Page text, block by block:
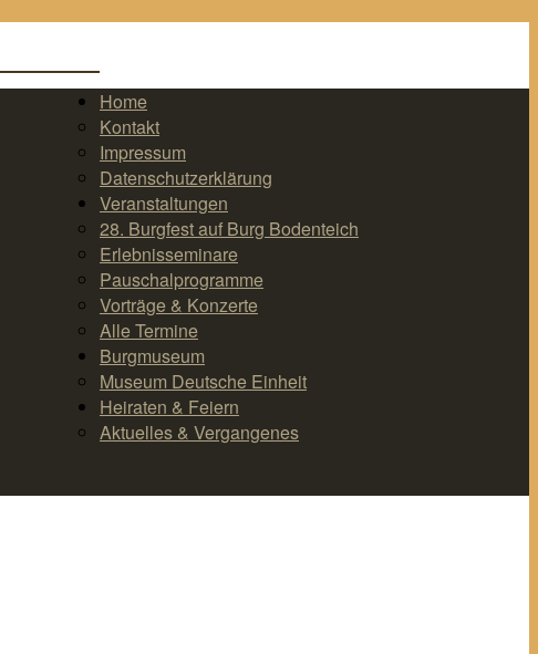
Home
Kontakt
Impressum
Datenschutzerklärung
Veranstaltungen
28. Burgfest auf Burg Bodenteich
Erlebnisseminare
Pauschalprogramme
Vorträge & Konzerte
Alle Termine
Burgmuseum
Museum Deutsche Einheit
Heiraten & Feiern
Aktuelles & Vergangenes